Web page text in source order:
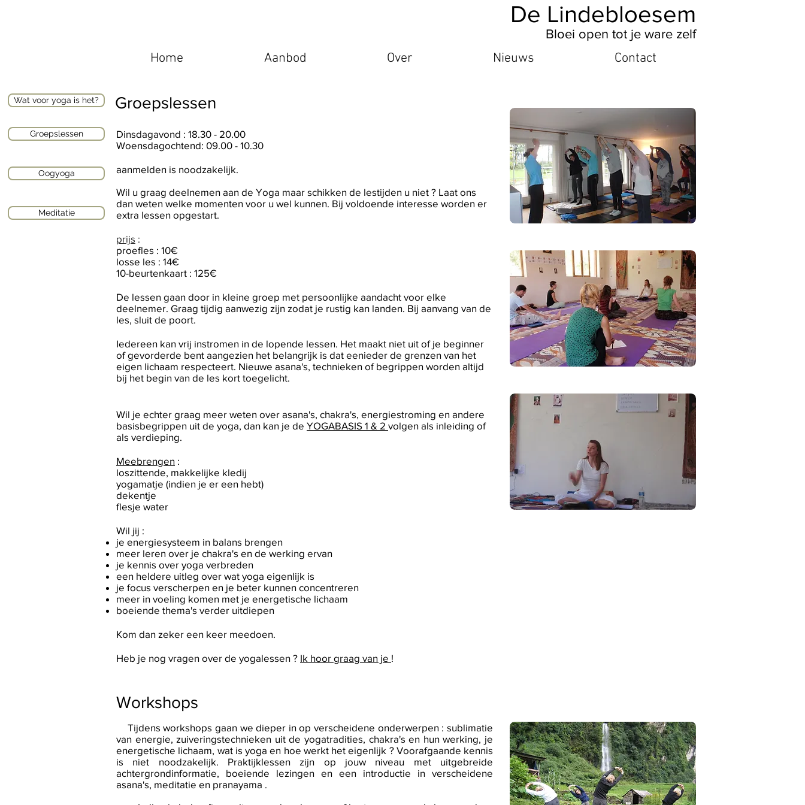
De Lindebloesem
Bloei open tot je ware zelf
Home Aanbod Over Nieuws Contact
Wat voor yoga is het?
Groepslessen
Oogyoga
Meditatie
Groepslessen
Dinsdagavond : 18.30 - 20.00
Woensdagochtend: 09.00 - 10.30
aanmelden is noodzakelijk.
Wil u graag deelnemen aan de Yoga maar schikken de lestijden u niet ? Laat ons
dan weten welke momenten voor u wel kunnen. Bij voldoende interesse worden er
extra lessen opgestart.
prijs :
proefles : 10€
losse les : 14€
10-beurtenkaart : 125€
De lessen gaan door in kleine groep met persoonlijke aandacht voor elke
deelnemer. Graag tijdig aanwezig zijn zodat je rustig kan landen. Bij aanvang van de
les, sluit de poort.
Iedereen kan vrij instromen in de lopende lessen. Het maakt niet uit of je beginner
of gevorderde bent aangezien het belangrijk is dat eenieder de grenzen van het
eigen lichaam respecteert. Nieuwe asana's, technieken of begrippen worden altijd
bij het begin van de les kort toegelicht.
Wil je echter graag meer weten over asana's, chakra's, energiestroming en andere
basisbegrippen uit de yoga, dan kan je de YOGABASIS 1 & 2 volgen als inleiding of
als verdieping.
Meebrengen :
loszittende, makkelijke kledij
yogamatje (indien je er een hebt)
dekentje
flesje water
Wil jij :
je energiesysteem in balans brengen
meer leren over je chakra's en de werking ervan
​je kennis over yoga verbreden
een heldere uitleg over wat yoga eigenlijk is
je focus verscherpen en je beter kunnen concentreren
​meer in voeling komen met je energetische lichaam
​boeiende thema's verder uitdiepen
Kom dan zeker een keer meedoen.
Heb je nog vragen over de yogalessen ? Ik hoor graag van je !
Workshops
Tijdens workshops gaan we dieper in op verscheidene onderwerpen : sublimatie
van energie, zuiveringstechnieken uit de yogatradities, chakra's en hun werking, je
energetische lichaam, wat is yoga en hoe werkt het eigenlijk ? Voorafgaande kennis
is niet noodzakelijk. Praktijklessen zijn op jouw niveau met uitgebreide
achtergrondinformatie, boeiende lezingen en een introductie in verscheidene
asana's, meditatie en pranayama .